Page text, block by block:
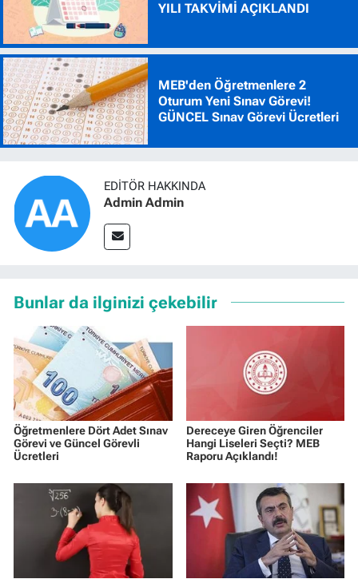
YILI TAKVİMİ AÇIKLANDI
MEB'den Öğretmenlere 2
Oturum Yeni Sınav Görevi!
GÜNCEL Sınav Görevi Ücretleri
EDITÖR HAKKINDA
Admin Admin
Bunlar da ilginizi çekebilir
Öğretmenlere Dört Adet Sınav
Görevi ve Güncel Görevli
Ücretleri
Dereceye Giren Öğrenciler
Hangi Liseleri Seçti? MEB
Raporu Açıklandı!